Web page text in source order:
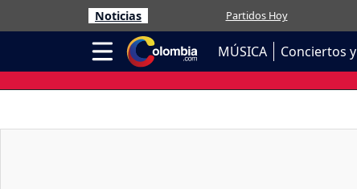
Noticias Partidos Hoy
MÚSICA Conciertos